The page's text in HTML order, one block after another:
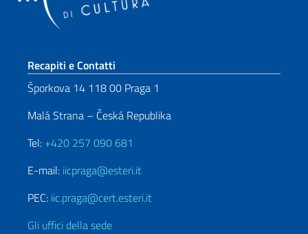
Sezione footer
Recapiti e Contatti
Šporkova 14 118 00 Praga 1
Malá Strana – Česká Republika
Tel: +420 257 090 681
E-mail: iicpraga@esteri.it
PEC: iic.praga@cert.esteri.it
Gli uffici della sede